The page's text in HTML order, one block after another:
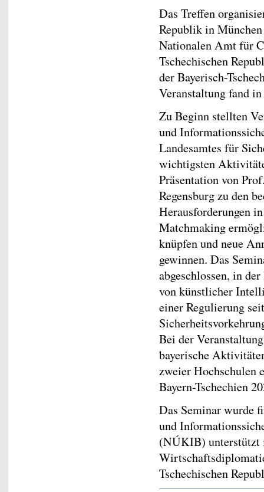
Das Treffen
Republik in
Nationalen Amt für
Tschechischen
der Bayerisch-
Veranstaltung fand
Zu Beginn stellten
und
Landesamtes für
wichtigsten
Präsentation von
Regensburg zu den
Herausforderungen
Matchmaking
knüpfen und neue
gewinnen. Das
abgeschlossen, in
von künstlicher
einer Regulierung
Bei der
bayerische
zweier Hochschulen
Bayern-Tschechien
Das Seminar wurde
und
(NÚKIB) unterstützt
Tschechischen